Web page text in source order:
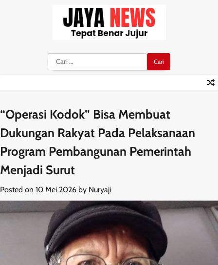
Cari
untuk:
“Operasi Kodok” Bisa Membuat
Dukungan Rakyat Pada Pelaksanaan
Program Pembangunan Pemerintah
Menjadi Surut
Posted on 10 Mei 2026 by Nuryaji